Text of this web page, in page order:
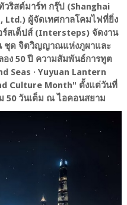
ริสต์มาร์ท กรุ๊ป (Shanghai
Ltd.) ผู้จัดเทศกาลโคมไฟที่ยิ่ง
สเต็ปส์ (Intersteps) จัดงาน
ชุด จิตวิญญาณแห่งภูผาและ
ง 50 ปี ความสัมพันธ์การทูต
Seas · Yuyuan Lantern
Culture Month" ตั้งแต่วันที่
50 วันเต็ม ณ ไอคอนสยาม